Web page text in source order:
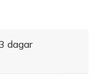
dagar